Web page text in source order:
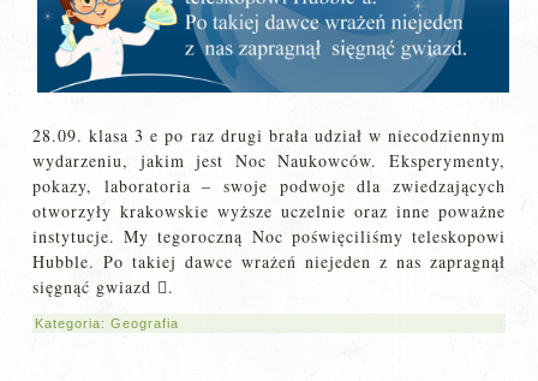
28.09. klasa 3 e po raz drugi brała udział w niecodziennym
wydarzeniu, jakim jest Noc Naukowców. Eksperymenty,
pokazy, laboratoria – swoje podwoje dla zwiedzających
otworzyły krakowskie wyższe uczelnie oraz inne poważne
instytucje. My tegoroczną Noc poświęciliśmy teleskopowi
Hubble. Po takiej dawce wrażeń niejeden z nas zapragnął
sięgnąć gwiazd .
Kategoria:Geografia